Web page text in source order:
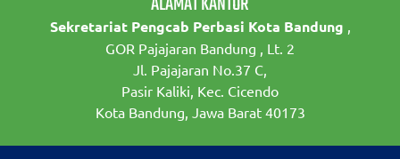
Sekretariat Pengcab Perbasi Kota Bandung ,
GOR Pajajaran Bandung , Lt. 2
Jl. Pajajaran No.37 C,
Pasir Kaliki, Kec. Cicendo
Kota Bandung, Jawa Barat 40173